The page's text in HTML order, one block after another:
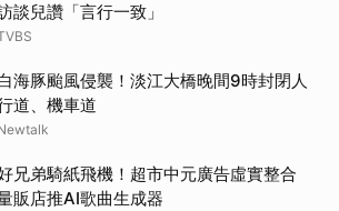
談兒讚「言行一致」
海豚颱風侵襲！淡江大橋晚間9時封閉人
道、機車道
兄弟騎紙飛機！超市中元廣告虛實整合
販店推AI歌曲生成器